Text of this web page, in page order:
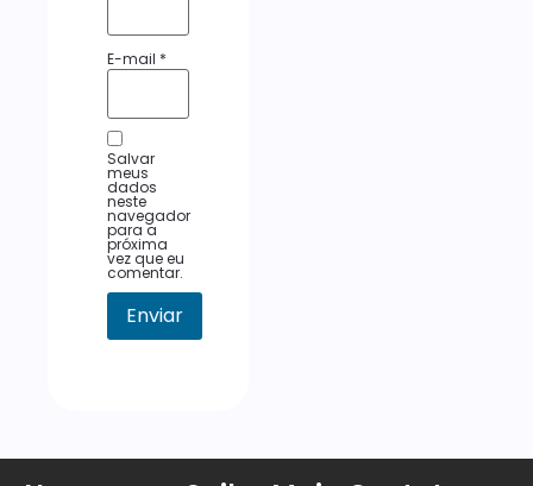
E-mail *
Salvar
meus
dados
neste
navegador
para a
próxima
vez que eu
comentar.